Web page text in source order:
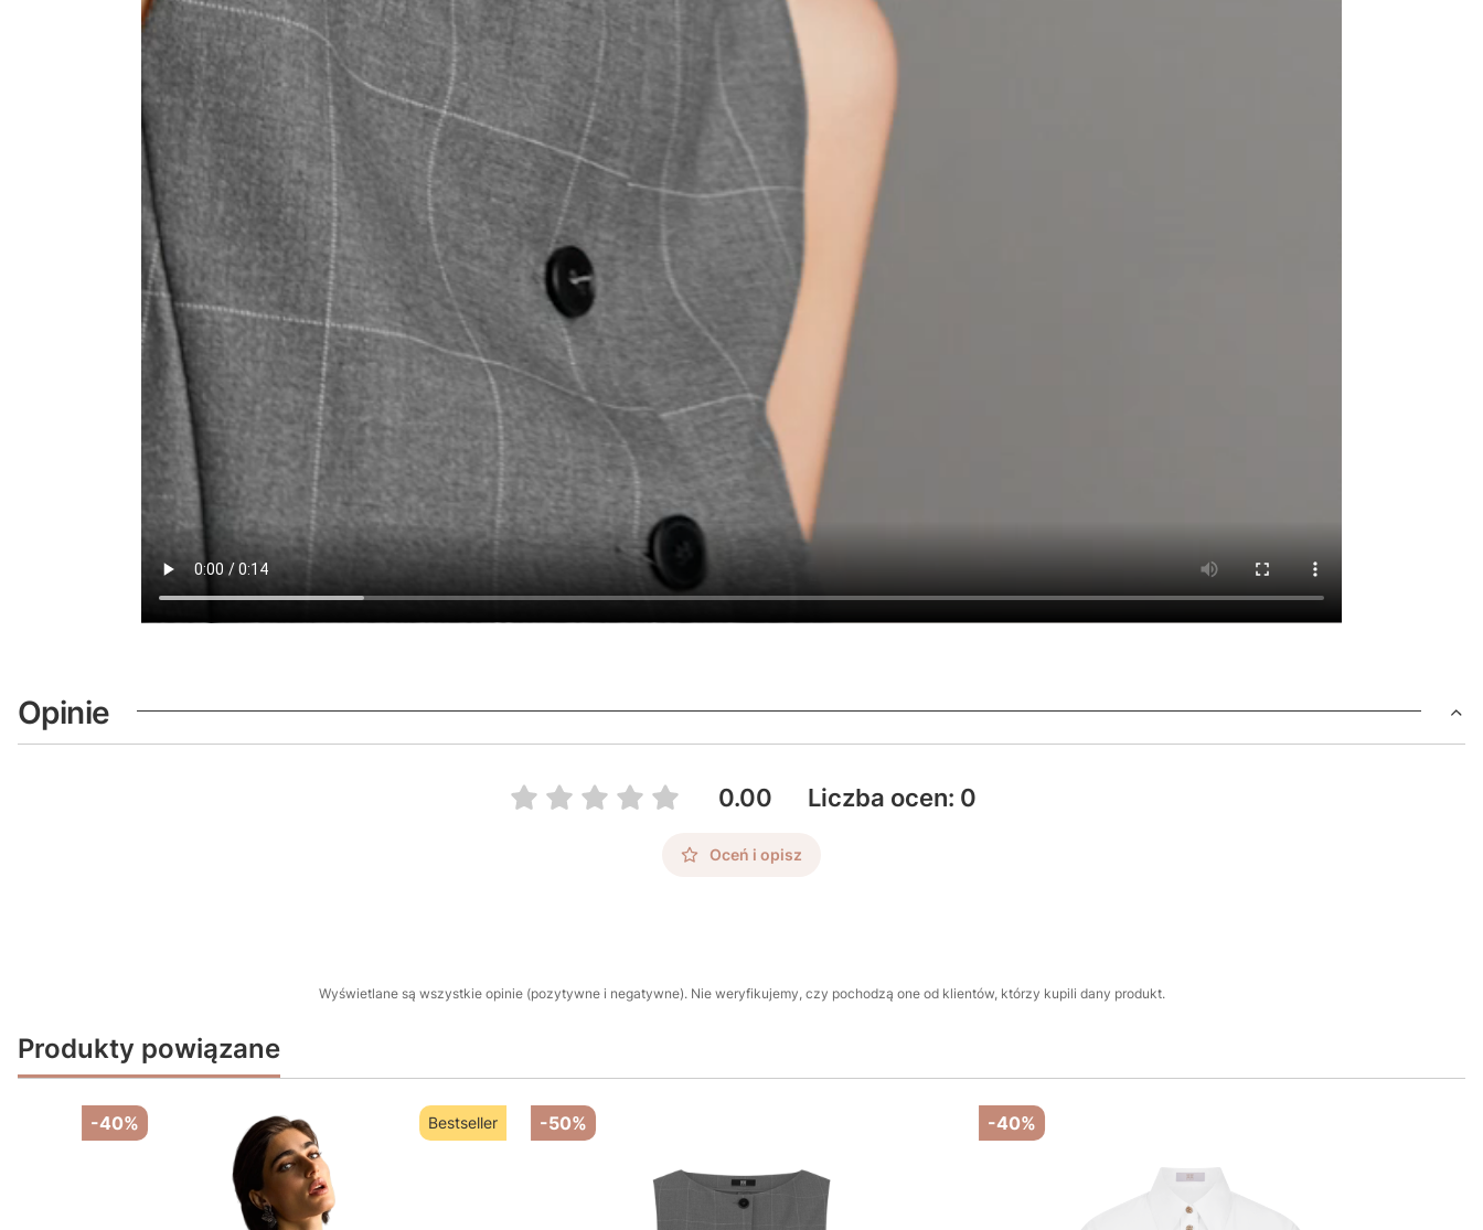
Opinie
0.00 Liczba ocen: 0
Oceń i opisz
Wyświetlane są wszystkie opinie (pozytywne i negatywne). Nie weryfikujemy, czy pochodzą one od klientów, którzy kupili dany produkt.
Produkty powiązane
-40% Bestseller -50% -40%